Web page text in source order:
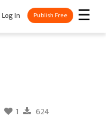
☰
Log In Publish Free
1 624